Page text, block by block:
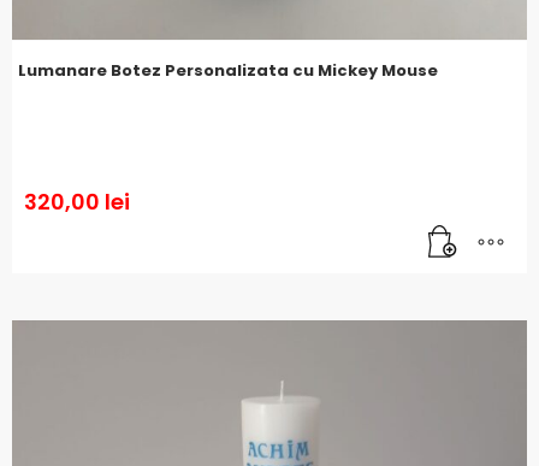
Lumanare Botez Personalizata cu Mickey Mouse
320,00 lei